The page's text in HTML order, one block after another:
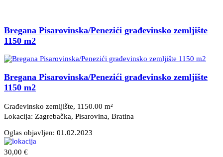
Bregana Pisarovinska/Penezići građevinsko zemljište
1150 m2
Bregana Pisarovinska/Penezići građevinsko zemljište
1150 m2
Građevinsko zemljište, 1150.00 m²
Lokacija: Zagrebačka, Pisarovina, Bratina
Oglas objavljen: 01.02.2023
30,00 €